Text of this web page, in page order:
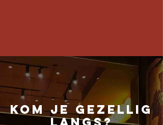
Kom je gezellig
langs?